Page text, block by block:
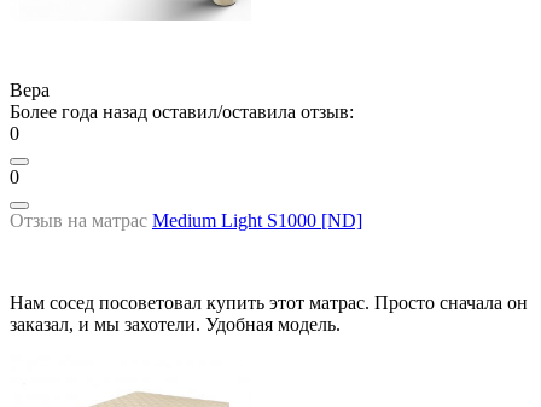
Вера
Более года назад оставил/оставила отзыв:
0
0
Отзыв на матрас Medium Light S1000 [ND]
Нам сосед посоветовал купить этот матрас. Просто сначала он
заказал, и мы захотели. Удобная модель.